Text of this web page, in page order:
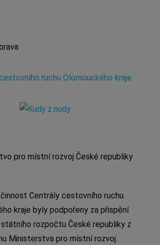
Centrály cestovního ruchu
kraje byly podpořeny za přispění
rozpočtu České republiky z
Ministerstva pro místní rozvoj.